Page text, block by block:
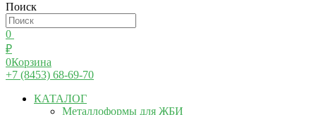
Поиск
0
₽
0Корзина
+7 (8453) 68-69-70
КАТАЛОГ
Металлоформы для ЖБИ